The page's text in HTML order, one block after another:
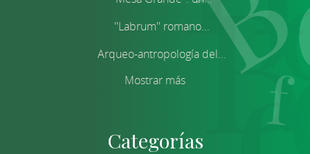
''Labrum'' romano...
Arqueo-antropología del...
Mostrar más
Categorías